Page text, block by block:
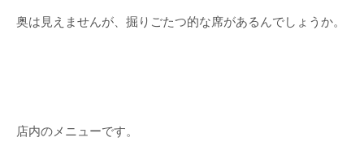
奥は見えませんが、掘りごたつ的な席があるんでしょうか。
店内のメニューです。